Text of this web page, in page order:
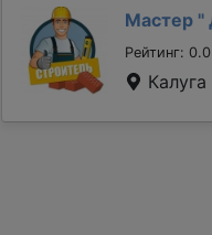
Мастер "
Рейтинг: 0.0
Калуга